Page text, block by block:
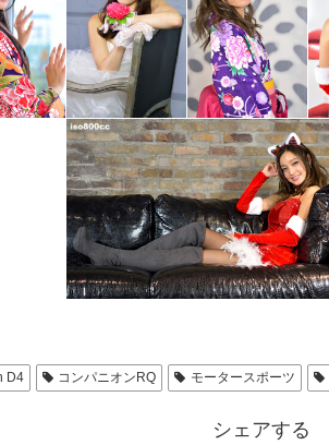
D4 コンパニオンRQ モータースポーツ
シェアする